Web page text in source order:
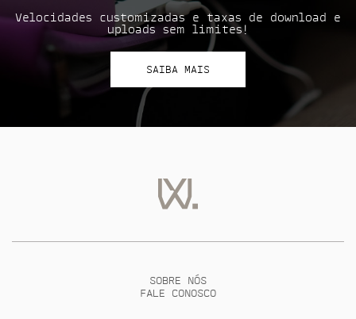
Velocidades customizadas e taxas de download e
uploads sem limites!
SAIBA MAIS
SOBRE NÓS
FALE CONOSCO